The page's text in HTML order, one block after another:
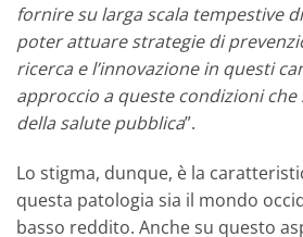
fornire su larga scala tempestive
poter attuare strategie di
ricerca e l’innovazione in questi
approccio a queste condizioni che
della salute pubblica”.
Lo stigma, dunque, è la
questa patologia sia il mondo
basso reddito. Anche su questo